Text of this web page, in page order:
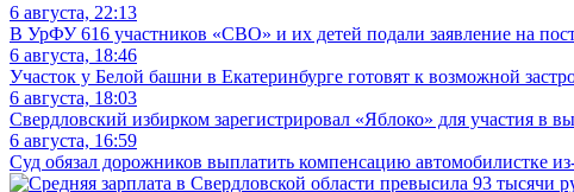
6 августа, 22:13
В УрФУ 616 участников «СВО» и их детей подали заявление на
6 августа, 18:46
Участок у Белой башни в Екатеринбурге готовят к возможной
6 августа, 18:03
Свердловский избирком зарегистрировал «Яблоко» для участия в
6 августа, 16:59
Суд обязал дорожников выплатить компенсацию автомобилистке